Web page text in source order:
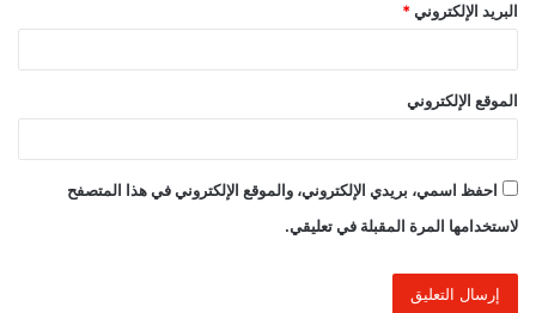
البريد الإلكتروني *
الموقع الإلكتروني
احفظ اسمي، بريدي الإلكتروني، والموقع الإلكتروني في هذا المتصفح
لاستخدامها المرة المقبلة في تعليقي.